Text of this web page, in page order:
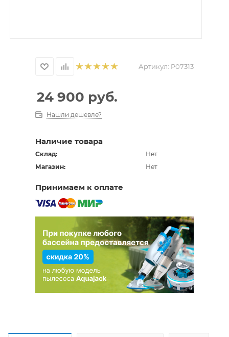
Артикул: P07313
24 900 руб.
Нашли дешевле?
Наличие товара
Склад:
Нет
Магазин:
Нет
Принимаем к оплате